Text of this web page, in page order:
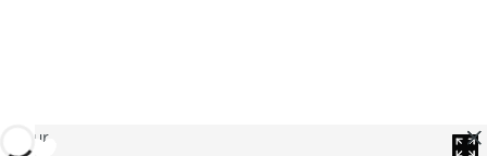
retour